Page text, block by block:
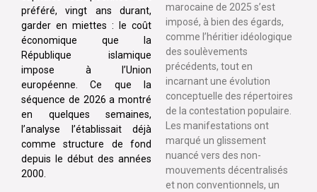
préféré, vingt ans durant,
garder en miettes : le coût
économique que la
République islamique
impose à l’Union
européenne. Ce que la
séquence de 2026 a montré
en quelques semaines,
l’analyse l’établissait déjà
comme structure de fond
depuis le début des années
2000.
marocaine de 2025 s’est
imposé, à bien des égards,
comme l’héritier idéologique
des soulèvements
précédents, tout en
incarnant une évolution
conceptuelle des répertoires
de la contestation populaire.
Les manifestations ont
marqué un glissement
nuancé vers des non-
mouvements décentralisés
et non conventionnels, un